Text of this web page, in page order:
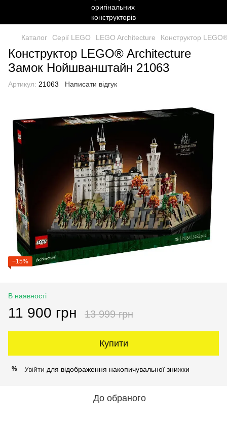
Каталог Серії LEGO LEGO Architecture Конструктор
Конструктор LEGO® Architecture
Замок Нойшванштайн 21063
Артикул: 21063 Написати відгук
−15%
В наявності
11 900 грн 13 999 грн
Купити
% Увійти для відображення накопичувальної знижки
До обраного